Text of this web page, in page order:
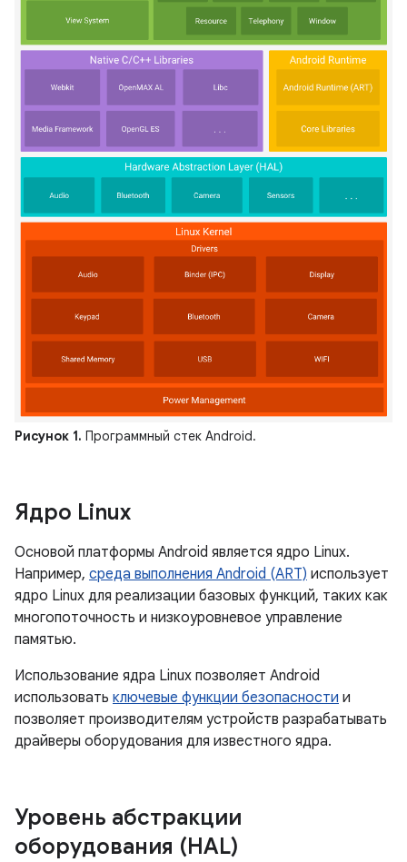
Рисунок 1. Программный стек Android.
Ядро Linux
Основой платформы Android является ядро ​​Linux.
Например, среда выполнения Android (ART) использует
ядро ​​Linux для реализации базовых функций, таких как
многопоточность и низкоуровневое управление
памятью.
Использование ядра Linux позволяет Android
использовать ключевые функции безопасности и
позволяет производителям устройств разрабатывать
драйверы оборудования для известного ядра.
Уровень абстракции
оборудования (HAL)